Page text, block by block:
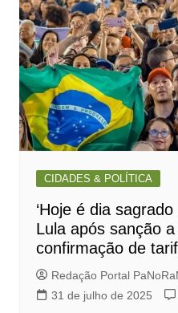
CIDADES & POLÍTICA
‘Hoje é dia
Lula após sanção
confirmação de
Redação Portal
31 de julho de 2025